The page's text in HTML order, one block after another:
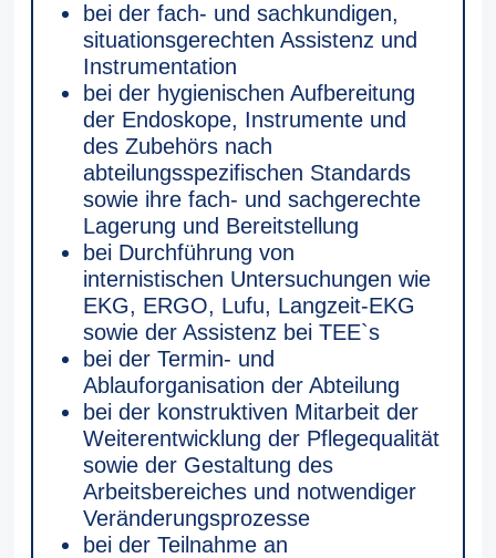
bei der fach- und sachkundigen,
situationsgerechten Assistenz und
Instrumentation
bei der hygienischen Aufbereitung
der Endoskope, Instrumente und
des Zubehörs nach
abteilungsspezifischen Standards
sowie ihre fach- und sachgerechte
Lagerung und Bereitstellung
bei Durchführung von
internistischen Untersuchungen wie
EKG, ERGO, Lufu, Langzeit-EKG
sowie der Assistenz bei TEE`s
bei der Termin- und
Ablauforganisation der Abteilung
bei der konstruktiven Mitarbeit der
Weiterentwicklung der Pflegequalität
sowie der Gestaltung des
Arbeitsbereiches und notwendiger
Veränderungs­prozesse
bei der Teilnahme an